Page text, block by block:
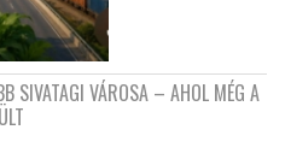
SIVATAGI VÁROSA – AHOL MÉG A